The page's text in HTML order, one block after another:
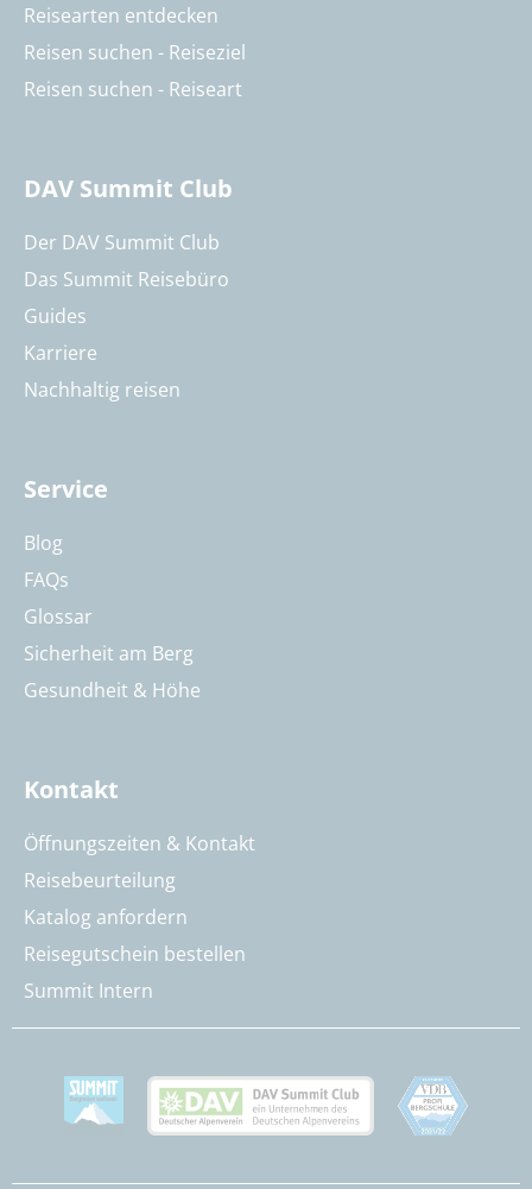
Reisearten entdecken
Reisen suchen - Reiseziel
Reisen suchen - Reiseart
DAV Summit Club
Der DAV Summit Club
Das Summit Reisebüro
Guides
Karriere
Nachhaltig reisen
Service
Blog
FAQs
Glossar
Sicherheit am Berg
Gesundheit & Höhe
Kontakt
Öffnungszeiten & Kontakt
Reisebeurteilung
Katalog anfordern
Reisegutschein bestellen
Summit Intern